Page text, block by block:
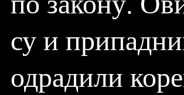
су и
одрадили